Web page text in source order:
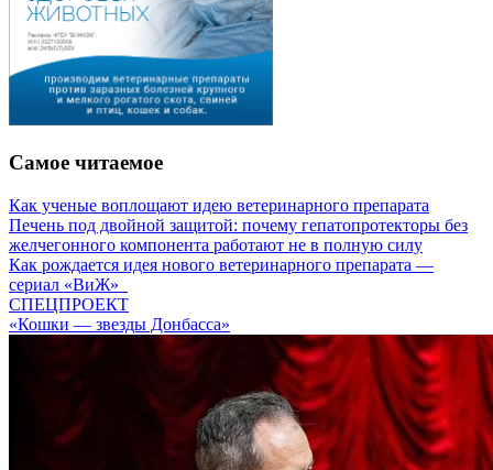
Самое читаемое
Как ученые воплощают идею ветеринарного препарата
Печень под двойной защитой: почему гепатопротекторы без
желчегонного компонента работают не в полную силу
Как рождается идея нового ветеринарного препарата —
сериал «ВиЖ»
СПЕЦПРОЕКТ
«Кошки — звезды Донбасса»